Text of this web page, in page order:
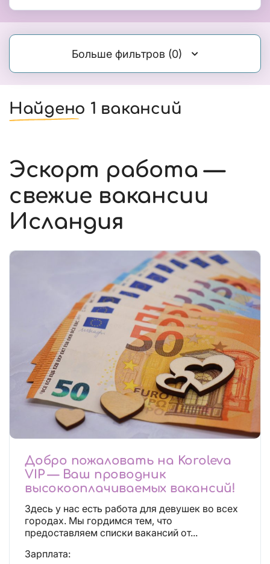
Больше фильтров (0)
Найдено 1 вакансий
Эскорт работа —
свежие вакансии
Исландия
Добро пожаловать на Koroleva
VIP — Ваш проводник
высокооплачиваемых вакансий!
Здесь у нас есть работа для девушек во всех
городах. Мы гордимся тем, что
предоставляем списки вакансий от...
Зарплата: